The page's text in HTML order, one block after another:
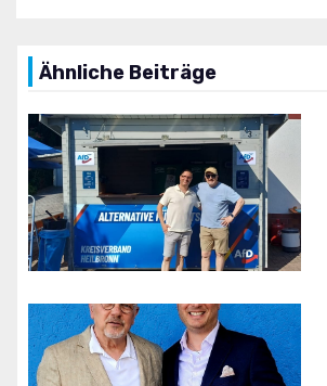
Ähnliche Beiträge